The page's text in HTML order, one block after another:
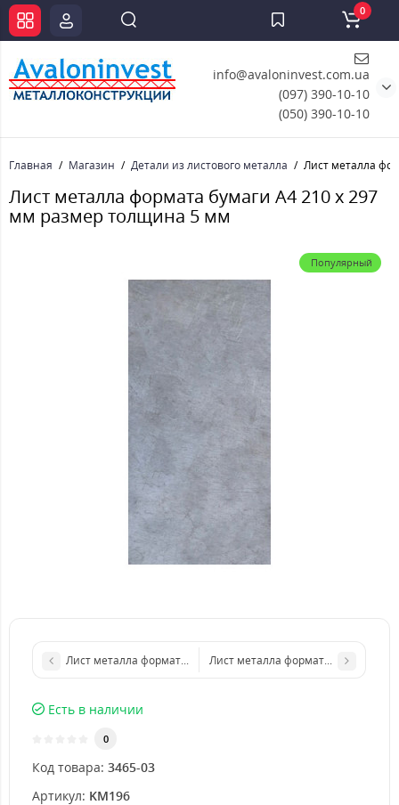
info@avaloninvest.com.ua
(097) 390-10-10
(050) 390-10-10
0
Главная Магазин Детали из листового металла Лист металла
Лист металла формата бумаги А4 210 х 297
мм размер толщина 5 мм
Популярный
Лист металла формата бумаги А3 297 х 420 мм размер
Лист металла формата бумаги А5
Есть в наличии
0
Код товара: 3465-03
Артикул: KM196